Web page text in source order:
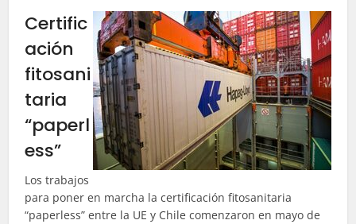
Certific
ación
fitosani
taria
“paperl
ess”
Los trabajos
para poner en marcha la certificación fitosanitaria
“paperless” entre la UE y Chile comenzaron en mayo de